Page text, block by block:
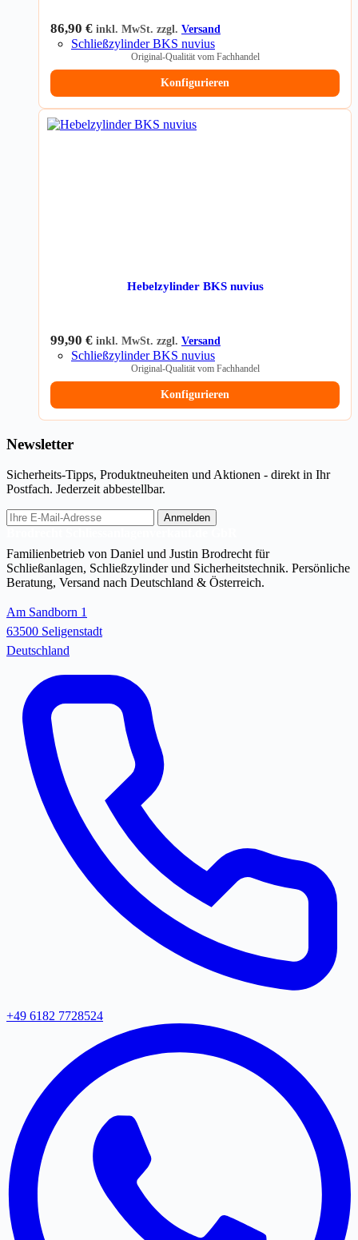
86,90 € inkl. MwSt. zzgl. Versand
Schließzylinder BKS nuvius
Original-Qualität vom Fachhandel
Konfigurieren
Hebelzylinder BKS nuvius
99,90 € inkl. MwSt. zzgl. Versand
Schließzylinder BKS nuvius
Original-Qualität vom Fachhandel
Konfigurieren
Newsletter
Sicherheits-Tipps, Produktneuheiten und Aktionen - direkt in Ihr
Postfach. Jederzeit abbestellbar.
E-
Mail-
Anmelden
Familienbetrieb von Daniel und Justin Brodrecht für
Schließanlagen, Schließzylinder und Sicherheitstechnik. Persönliche
Beratung, Versand nach Deutschland & Österreich.
Am Sandborn 1
63500 Seligenstadt
Deutschland
+49 6182 7728524